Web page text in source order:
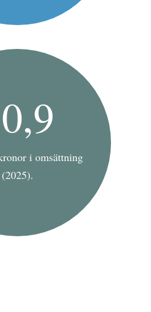
i omsättning
(2025).